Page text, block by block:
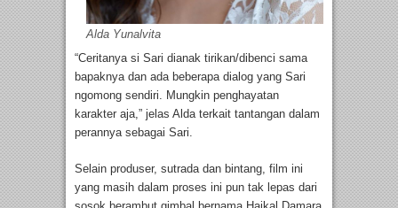
Alda Yunalvita
“Ceritanya si Sari dianak tirikan/dibenci sama
bapaknya dan ada beberapa dialog yang Sari
ngomong sendiri. Mungkin penghayatan
karakter aja,” jelas Alda terkait tantangan dalam
perannya sebagai Sari.
Selain produser, sutrada dan bintang, film ini
yang masih dalam proses ini pun tak lepas dari